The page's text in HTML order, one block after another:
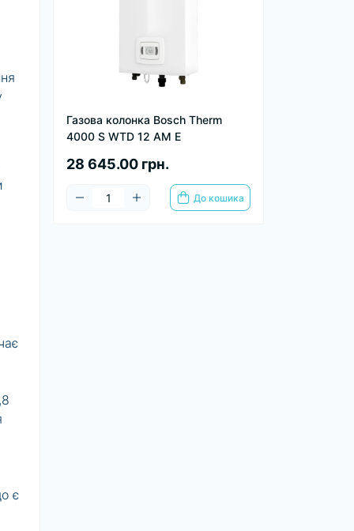
Газова колонка Bosch Therm
4000 S WTD 12 AM E
28 645.00 грн.
До кошика
є